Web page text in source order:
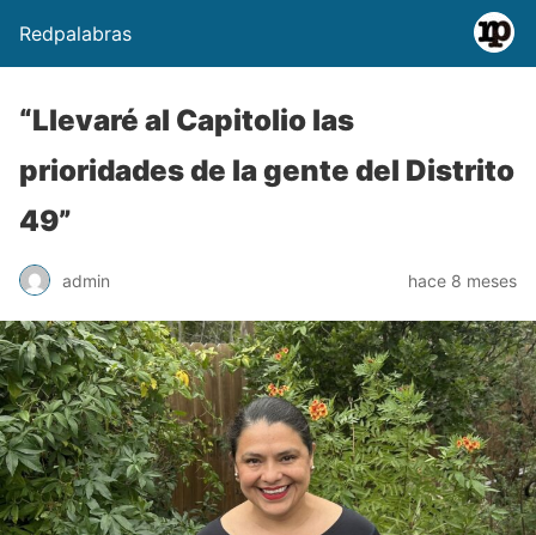
Redpalabras
“Llevaré al Capitolio las
prioridades de la gente del Distrito
49”
admin hace 8 meses